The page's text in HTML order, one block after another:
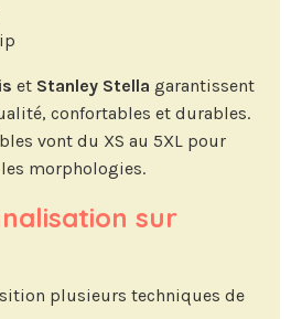
et Stanley Stella garantissent
confortables et durables.
vont du XS au 5XL pour
morphologies.
sur
plusieurs techniques de